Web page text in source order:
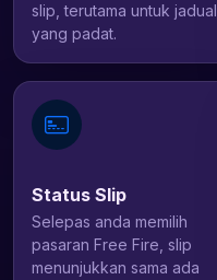
slip, terutama untuk jadual
yang padat.
Status Slip
Selepas anda memilih
pasaran Free Fire, slip
menunjukkan sama ada